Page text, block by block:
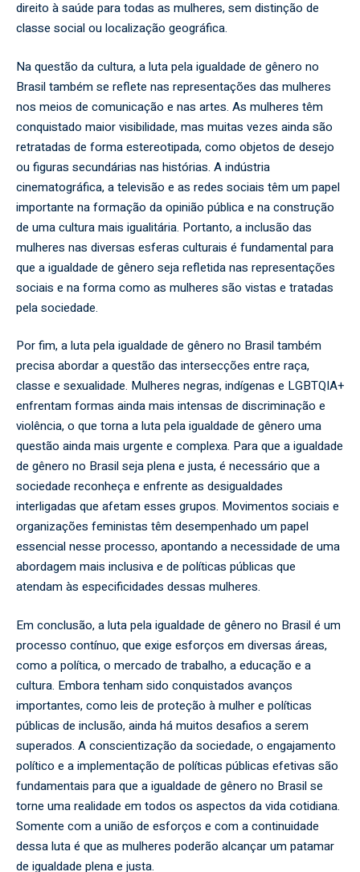
direito à saúde para todas as mulheres, sem distinção de
classe social ou localização geográfica.
Na questão da cultura, a luta pela igualdade de gênero no
Brasil também se reflete nas representações das mulheres
nos meios de comunicação e nas artes. As mulheres têm
conquistado maior visibilidade, mas muitas vezes ainda são
retratadas de forma estereotipada, como objetos de desejo
ou figuras secundárias nas histórias. A indústria
cinematográfica, a televisão e as redes sociais têm um papel
importante na formação da opinião pública e na construção
de uma cultura mais igualitária. Portanto, a inclusão das
mulheres nas diversas esferas culturais é fundamental para
que a igualdade de gênero seja refletida nas representações
sociais e na forma como as mulheres são vistas e tratadas
pela sociedade.
Por fim, a luta pela igualdade de gênero no Brasil também
precisa abordar a questão das intersecções entre raça,
classe e sexualidade. Mulheres negras, indígenas e LGBTQIA+
enfrentam formas ainda mais intensas de discriminação e
violência, o que torna a luta pela igualdade de gênero uma
questão ainda mais urgente e complexa. Para que a igualdade
de gênero no Brasil seja plena e justa, é necessário que a
sociedade reconheça e enfrente as desigualdades
interligadas que afetam esses grupos. Movimentos sociais e
organizações feministas têm desempenhado um papel
essencial nesse processo, apontando a necessidade de uma
abordagem mais inclusiva e de políticas públicas que
atendam às especificidades dessas mulheres.
Em conclusão, a luta pela igualdade de gênero no Brasil é um
processo contínuo, que exige esforços em diversas áreas,
como a política, o mercado de trabalho, a educação e a
cultura. Embora tenham sido conquistados avanços
importantes, como leis de proteção à mulher e políticas
públicas de inclusão, ainda há muitos desafios a serem
superados. A conscientização da sociedade, o engajamento
político e a implementação de políticas públicas efetivas são
fundamentais para que a igualdade de gênero no Brasil se
torne uma realidade em todos os aspectos da vida cotidiana.
Somente com a união de esforços e com a continuidade
dessa luta é que as mulheres poderão alcançar um patamar
de igualdade plena e justa.